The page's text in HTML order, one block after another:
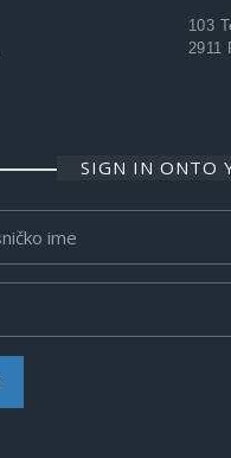
103
2911
SIGN IN ONTO